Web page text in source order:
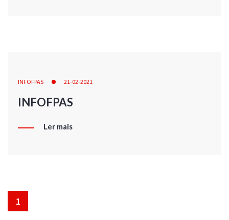
INFOFPAS 21-02-2021
INFOFPAS
Ler mais
1